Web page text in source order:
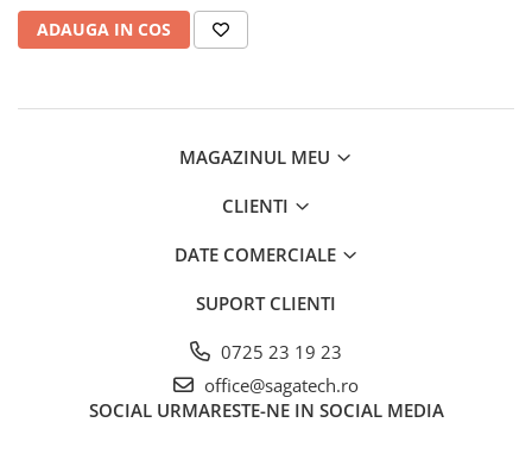
ADAUGA IN COS
MAGAZINUL MEU
CLIENTI
DATE COMERCIALE
SUPORT CLIENTI
0725 23 19 23
office@sagatech.ro
SOCIAL URMARESTE-NE IN SOCIAL MEDIA